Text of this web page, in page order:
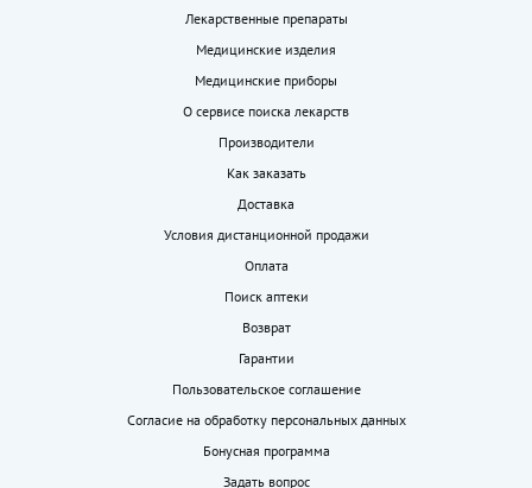
Лекарственные препараты
Медицинские изделия
Медицинские приборы
О сервисе поиска лекарств
Производители
Как заказать
Доставка
Условия дистанционной продажи
Оплата
Поиск аптеки
Возврат
Гарантии
Пользовательское соглашение
Согласие на обработку персональных данных
Бонусная программа
Задать вопрос